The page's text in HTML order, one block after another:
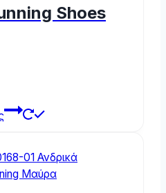
may
be
Shoes
This
multiple
variants.